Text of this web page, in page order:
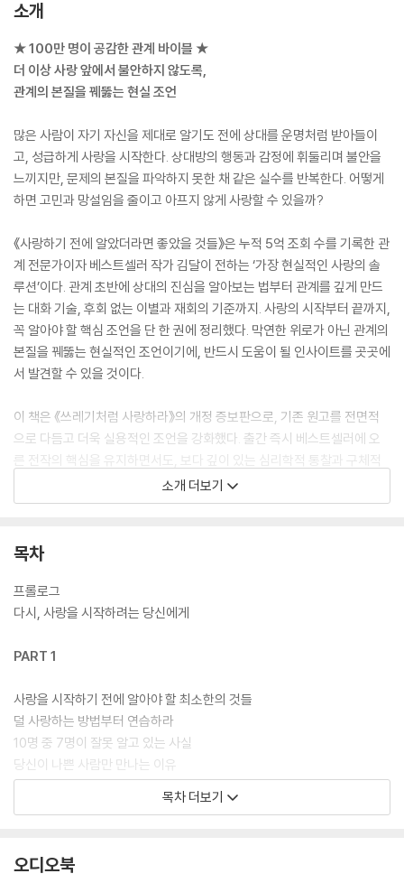
소개
★ 100만 명이 공감한 관계 바이블 ★
더 이상 사랑 앞에서 불안하지 않도록,
관계의 본질을 꿰뚫는 현실 조언
많은 사람이 자기 자신을 제대로 알기도 전에 상대를 운명처럼 받아들이
고, 성급하게 사랑을 시작한다. 상대방의 행동과 감정에 휘둘리며 불안을
느끼지만, 문제의 본질을 파악하지 못한 채 같은 실수를 반복한다. 어떻게
하면 고민과 망설임을 줄이고 아프지 않게 사랑할 수 있을까?
《사랑하기 전에 알았더라면 좋았을 것들》은 누적 5억 조회 수를 기록한 관
계 전문가이자 베스트셀러 작가 김달이 전하는 ‘가장 현실적인 사랑의 솔
루션’이다. 관계 초반에 상대의 진심을 알아보는 법부터 관계를 깊게 만드
는 대화 기술, 후회 없는 이별과 재회의 기준까지. 사랑의 시작부터 끝까지,
꼭 알아야 할 핵심 조언을 단 한 권에 정리했다. 막연한 위로가 아닌 관계의
본질을 꿰뚫는 현실적인 조언이기에, 반드시 도움이 될 인사이트를 곳곳에
서 발견할 수 있을 것이다.
이 책은 《쓰레기처럼 사랑하라》의 개정 증보판으로, 기존 원고를 전면적
으로 다듬고 더욱 실용적인 조언을 강화했다. 출간 즉시 베스트셀러에 오
른 전작의 핵심을 유지하면서도, 보다 깊이 있는 심리학적 통찰과 구체적
인 전략을 더해 한층 완성도 높은 관계 바이블로 돌아왔다. 사랑하면서 더
이상 불안에 휘둘리고 싶지 않다면, 상처 때문에 새로운 관계를 시작하는
소개 더보기
목차
프롤로그
다시, 사랑을 시작하려는 당신에게
PART 1
사랑을 시작하기 전에 알아야 할 최소한의 것들
덜 사랑하는 방법부터 연습하라
10명 중 7명이 잘못 알고 있는 사실
당신이 나쁜 사람만 만나는 이유
절대 눈을 낮추지 말 것
맺고 끊음은 확실하게
목차 더보기
오디오북